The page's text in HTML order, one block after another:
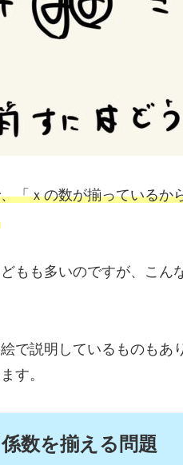
「ｘの数が揃っているか
もも多いのですが、こん
で説明しているものもあ
す。
数を揃える問題